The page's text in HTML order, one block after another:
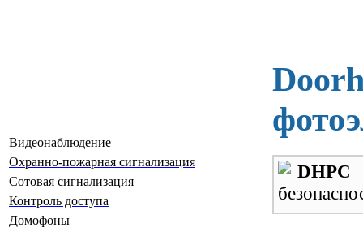
Видеонаблюдение
Охранно-пожарная сигнализация
Сотовая сигнализация
Контроль доступа
Домофоны
DHPC